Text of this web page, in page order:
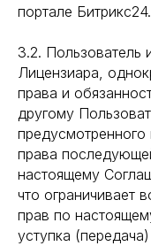
портале Битрикс24.
3.2. Пользователь
Лицензиара,
права и
другому
права
настоящему
что ограничивает
прав по
уступка